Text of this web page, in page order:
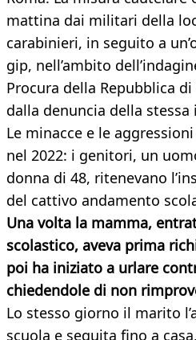
mattina dai militari della
carabinieri, in seguito a
gip, nell’ambito
Procura della Repubblica
dalla denuncia della stessa
Le minacce e le
nel 2022: i genitori, un
donna di 48, ritenevano
del cattivo andamento
Una volta la mamma,
scolastico, aveva prima
poi ha iniziato a urlare
chiedendole di non
Lo stesso giorno il marito
scuola e seguita fino a